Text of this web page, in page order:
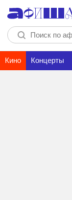
Кино Концерты